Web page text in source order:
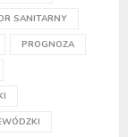
SANITARNY
PROGNOZA